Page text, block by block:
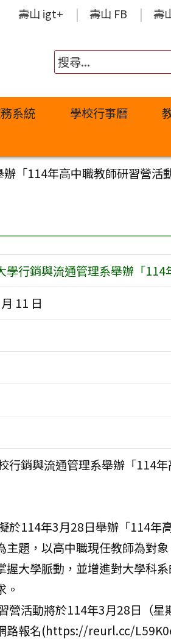
壽山 igt+ 壽山 FB 壽
系統 學校行事曆
「114年高中職教師研習營活動
學行銷與流通管理系舉辦「114
11 日
行銷與流通管理系舉辦「114
於114年3月28日舉辦「114年
主題，以高中職現任教師為對
握大學脈動，並增進對大學科
。
營活動將於114年3月28日（
路報名(https://reurl.cc/L59K0e